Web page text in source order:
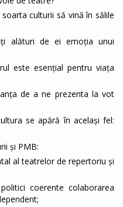
culturii să vină în sălile
alături de ei emoția unui
este esențial pentru viața
de a ne prezenta la vot
se apără în același fel:
și PMB:
al teatrelor de repertoriu și
coerente colaborarea